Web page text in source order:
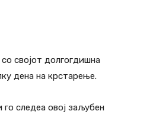
својот долгогдишна
дена на крстарење.
го следеа овој заљубен